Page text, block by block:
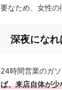
要なため、女性の
深夜にな
24時間営業のガ
ば、来店自体が少